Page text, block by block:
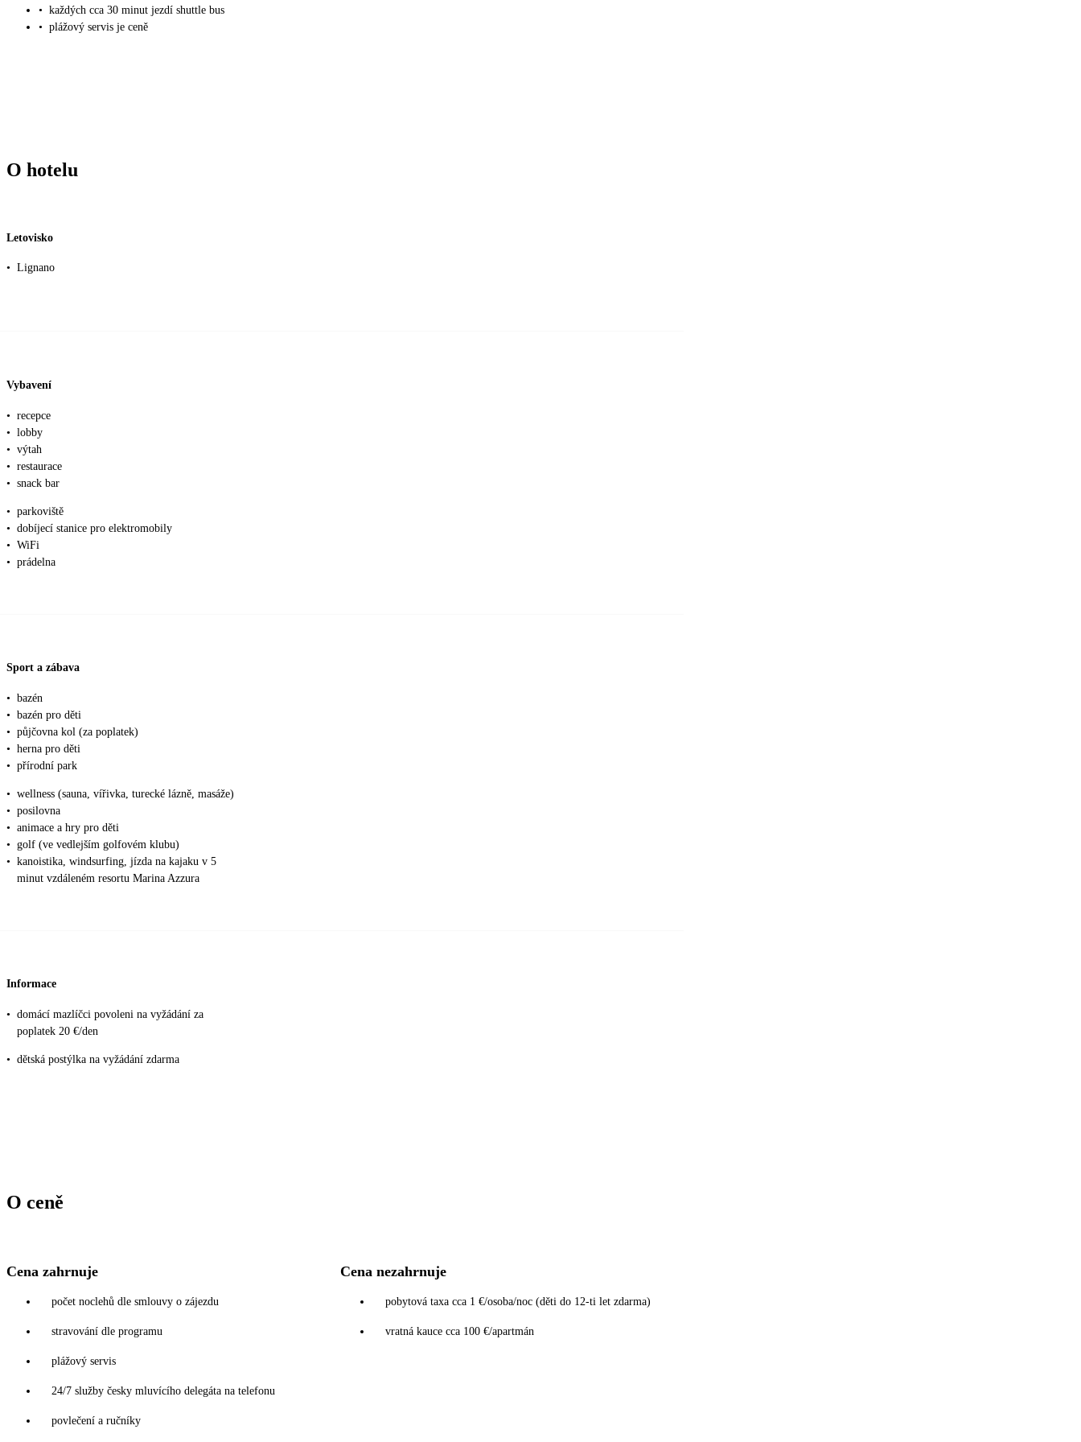
• každých cca 30 minut jezdí shuttle bus
• plážový servis je ceně
O hotelu
Letovisko
• Lignano
Vybavení
• recepce
• lobby
• výtah
• restaurace
• snack bar
• parkoviště
• dobíjecí stanice pro elektromobily
• WiFi
• prádelna
Sport a zábava
• bazén
• bazén pro děti
• půjčovna kol (za poplatek)
• herna pro děti
• přírodní park
• wellness (sauna, vířivka, turecké lázně, masáže)
• posilovna
• animace a hry pro děti
• golf (ve vedlejším golfovém klubu)
• kanoistika, windsurfing, jízda na kajaku v 5
minut vzdáleném resortu Marina Azzura
Informace
• domácí mazlíčci povoleni na vyžádání za
poplatek 20 €/den
• dětská postýlka na vyžádání zdarma
O ceně
Cena zahrnuje
počet noclehů dle smlouvy o zájezdu
stravování dle programu
plážový servis
24/7 služby česky mluvícího delegáta na telefonu
povlečení a ručníky
Cena nezahrnuje
pobytová taxa cca 1 €/osoba/noc (děti do 12-ti let zdarma)
vratná kauce cca 100 €/apartmán